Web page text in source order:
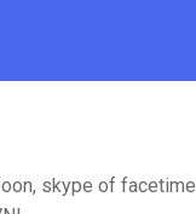
skype of facetime